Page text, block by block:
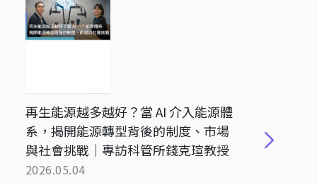
再生能源越多越好？當 AI 介入能源體
系，揭開能源轉型背後的制度、市場
與社會挑戰｜專訪科管所錢克瑄教授
2026.05.04